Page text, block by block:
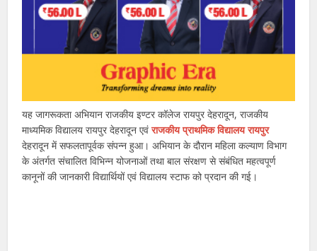
यह जागरूकता अभियान राजकीय इण्टर कॉलेज रायपुर देहरादून, राजकीय
माध्यमिक विद्यालय रायपुर देहरादून एवंराजकीय प्राथमिक विद्यालय रायपुर
देहरादून में सफलतापूर्वक संपन्न हुआ। अभियान के दौरान महिला कल्याण विभाग
के अंतर्गत संचालित विभिन्न योजनाओं तथा बाल संरक्षण से संबंधित महत्वपूर्ण
कानूनों की जानकारी विद्यार्थियों एवं विद्यालय स्टाफ को प्रदान की गई।